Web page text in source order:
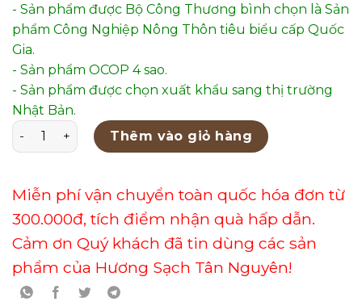
- Sản phẩm được Bộ Công Thương bình chọn là Sản
phẩm Công Nghiệp Nông Thôn tiêu biểu cấp Quốc
Gia.
- Sản phẩm OCOP 4 sao.
- Sản phẩm được chọn xuất khẩu sang thị trường
Nhật Bản.
Hương Trầm Nụ Phổ Thông Túi Nửa Kg – TT45C1(0.5K)
Thêm vào giỏ hàng
Miễn phí vận chuyển toàn quốc hóa đơn từ
300.000đ, tích điểm nhận quà hấp dẫn.
Cảm ơn Quý khách đã tin dùng các sản
phẩm của Hương Sạch Tân Nguyên!